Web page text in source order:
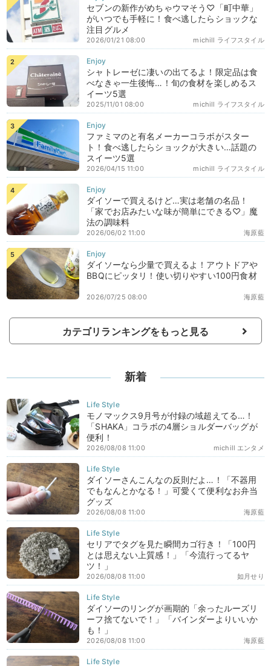
セブンの新作がめちゃウマそう♡「町中華」
がいつでも手軽に！食べ逃したらショックな
注目グルメ
michill ライフスタイル
2026/01/21 08:00
シャトレーゼに凄いの出てるよ！限定品は食
べなきゃ一生後悔…！旬の食材を楽しめるス
イーツ5選
michill ライフスタイル
2025/11/01 08:00
ファミマのと有名メーカーコラボがスター
ト！食べ逃したらショックが大きい…話題の
スイーツ5選
michill ライフスタイル
2026/04/15 11:00
ダイソーで買えるけど…実は老舗の名品！
「家でお店みたいな味が簡単にできる♡」魔
法の調味料
海原藍
2026/06/02 11:00
ダイソーなら少量で買えるよ！アウトドアや
BBQにピッタリ！使い切りやすい100円食材
海原藍
2026/07/25 08:00
カテゴリランキングをもっと見る
新着
モノマックス9月号が付録の域超えてる…！
「SHAKA」コラボの4層ショルダーバッグが
便利！
michill エンタメ
2026/08/08 11:00
ダイソーさんこんなの反則だよ…！「不器用
でもなんとかなる！」可愛くて便利なお弁当
グッズ
海原藍
2026/08/08 11:00
セリアでタグを見た瞬間カゴ行き！「100円
とは思えない上質感！」「今流行ってるヤ
ツ！」
如月せり
2026/08/08 11:00
ダイソーのリングが画期的「余ったルーズリ
ーフ捨てないで！」「バインダーよりいいか
も！」
海原藍
2026/08/08 11:00